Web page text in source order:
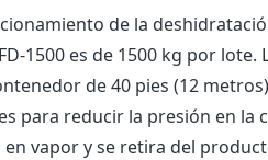
de la
1500 es de 1500 kg por
de 40 pies (12
para reducir la presión en la
vapor y se retira del